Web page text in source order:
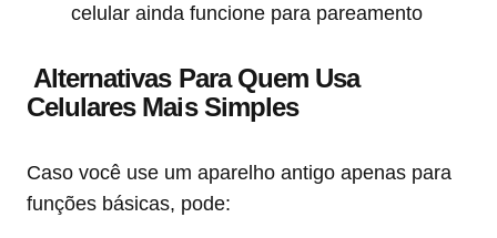
celular ainda funcione para pareamento
Alternativas Para Quem Usa
Celulares Mais Simples
Caso você use um aparelho antigo apenas para
funções básicas, pode: